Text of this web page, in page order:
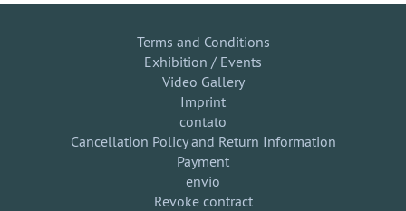
Terms and Conditions
Exhibition / Events
Video Gallery
Imprint
contato
Cancellation Policy and Return Information
Payment
envio
Revoke contract